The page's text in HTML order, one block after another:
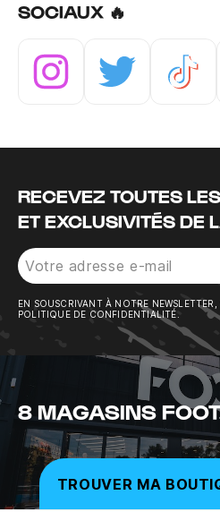
SOCIAUX 🔥
RECEVEZ TOUTES
ET EXCLUSIVITÉS DE
EN SOUSCRIVANT À NOTRE
POLITIQUE DE CONFIDENTIALITÉ.
8 MAGASINS
TROUVER MA